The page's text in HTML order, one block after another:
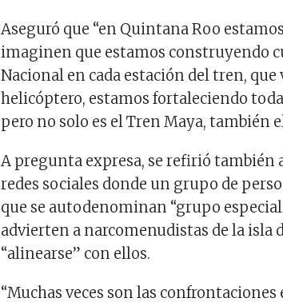
Aseguró que “en Quintana Roo
imaginen que estamos construyendo
Nacional en cada estación del tren,
helicóptero, estamos fortaleciendo
pero no solo es el Tren Maya, también
A pregunta expresa, se refirió también
redes sociales donde un grupo de
que se autodenominan “grupo
advierten a narcomenudistas de la isla
“alinearse” con ellos.
“Muchas veces son las